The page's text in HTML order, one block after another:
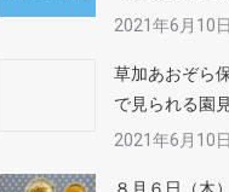
2021年6月10日
草加あおぞら
で見られる園
2021年6月10日